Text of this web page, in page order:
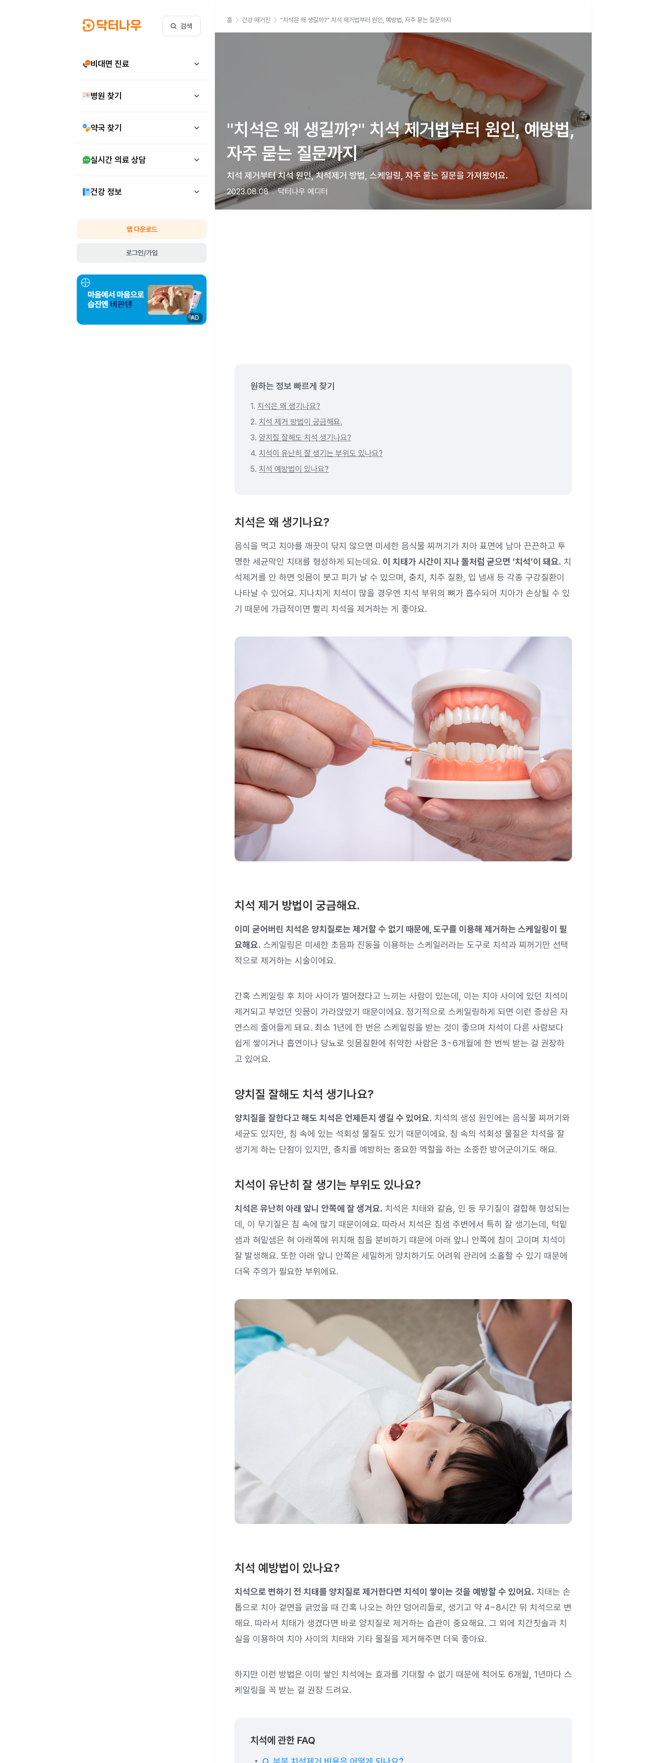
검색
비대면 진료
병원 찾기
약국 찾기
실시간 의료 상담
건강 정보
앱 다운로드
로그인/가입
AD
홈 건강 매거진 "치석은 왜 생길까?" 치석 제거법부터 원인, 예방법, 자주 묻는 질문까지
"치석은 왜 생길까?" 치석 제거법부터 원인, 예방법,
자주 묻는 질문까지
치석 제거부터 치석 원인, 치석제거 방법, 스케일링, 자주 묻는 질문을 가져왔어요.
2023.08.08 닥터나우 에디터
원하는 정보 빠르게 찾기
1. 치석은 왜 생기나요?
2. 치석 제거 방법이 궁금해요.
3. 양치질 잘해도 치석 생기나요?
4. 치석이 유난히 잘 생기는 부위도 있나요?
5. 치석 예방법이 있나요?
치석은 왜 생기나요?
음식을 먹고 치아를 깨끗이 닦지 않으면 미세한 음식물 찌꺼기가 치아 표면에 남아 끈끈하고 투
명한 세균막인 치태를 형성하게 되는데요. 이 치태가 시간이 지나 돌처럼 굳으면 ‘치석’이 돼요. 치
석제거를 안 하면 잇몸이 붓고 피가 날 수 있으며, 충치, 치주 질환, 입 냄새 등 각종 구강질환이
나타날 수 있어요. 지나치게 치석이 많을 경우엔 치석 부위의 뼈가 흡수되어 치아가 손상될 수 있
기 때문에 가급적이면 빨리 치석을 제거하는 게 좋아요.
치석 제거 방법이 궁금해요.
이미 굳어버린 치석은 양치질로는 제거할 수 없기 때문에, 도구를 이용해 제거하는 스케일링이 필
요해요. 스케일링은 미세한 초음파 진동을 이용하는 스케일러라는 도구로 치석과 찌꺼기만 선택
적으로 제거하는 시술이에요.
간혹 스케일링 후 치아 사이가 벌어졌다고 느끼는 사람이 있는데, 이는 치아 사이에 있던 치석이
제거되고 부었던 잇몸이 가라앉았기 때문이에요. 정기적으로 스케일링하게 되면 이런 증상은 자
연스레 줄어들게 돼요. 최소 1년에 한 번은 스케일링을 받는 것이 좋으며 치석이 다른 사람보다
쉽게 쌓이거나 흡연이나 당뇨로 잇몸질환에 취약한 사람은 3~6개월에 한 번씩 받는 걸 권장하
고 있어요.
양치질 잘해도 치석 생기나요?
양치질을 잘한다고 해도 치석은 언제든지 생길 수 있어요. 치석의 생성 원인에는 음식물 찌꺼기와
세균도 있지만, 침 속에 있는 석회성 물질도 있기 때문이에요. 침 속의 석회성 물질은 치석을 잘
생기게 하는 단점이 있지만, 충치를 예방하는 중요한 역할을 하는 소중한 방어군이기도 해요.
치석이 유난히 잘 생기는 부위도 있나요?
치석은 유난히 아래 앞니 안쪽에 잘 생겨요. 치석은 치태와 칼슘, 인 등 무기질이 결합해 형성되는
데, 이 무기질은 침 속에 많기 때문이에요. 따라서 치석은 침샘 주변에서 특히 잘 생기는데, 턱밑
샘과 혀밑샘은 혀 아래쪽에 위치해 침을 분비하기 때문에 아래 앞니 안쪽에 침이 고이며 치석이
잘 발생해요. 또한 아래 앞니 안쪽은 세밀하게 양치하기도 어려워 관리에 소홀할 수 있기 때문에
더욱 주의가 필요한 부위에요.
치석 예방법이 있나요?
치석으로 변하기 전 치태를 양치질로 제거한다면 치석이 쌓이는 것을 예방할 수 있어요. 치태는 손
톱으로 치아 겉면을 긁었을 때 간혹 나오는 하얀 덩어리들로, 생기고 약 4~8시간 뒤 치석으로 변
해요. 따라서 치태가 생겼다면 바로 양치질로 제거하는 습관이 중요해요. 그 외에 치간칫솔과 치
실을 이용하여 치아 사이의 치태와 기타 물질을 제거해주면 더욱 좋아요.
하지만 이런 방법은 이미 쌓인 치석에는 효과를 기대할 수 없기 때문에 적어도 6개월, 1년마다 스
케일링을 꼭 받는 걸 권장 드려요.
치석에 관한 FAQ